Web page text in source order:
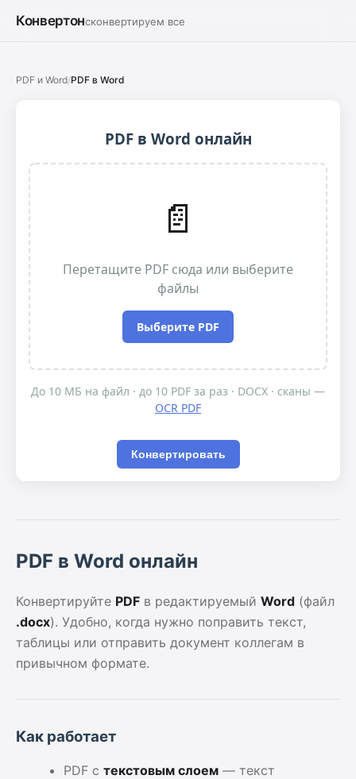
Конвертонсконвертируем все
PDF и Word/PDF в Word
PDF в Word онлайн
📄
Перетащите PDF сюда или выберите
файлы
Выберите PDF
До 10 МБ на файл · до 10 PDF за раз · DOCX · сканы —
OCR PDF
Конвертировать
PDF в Word онлайн
Конвертируйте PDF в редактируемый Word (файл
.docx). Удобно, когда нужно поправить текст,
таблицы или отправить документ коллегам в
привычном формате.
Как работает
PDF с текстовым слоем — текст